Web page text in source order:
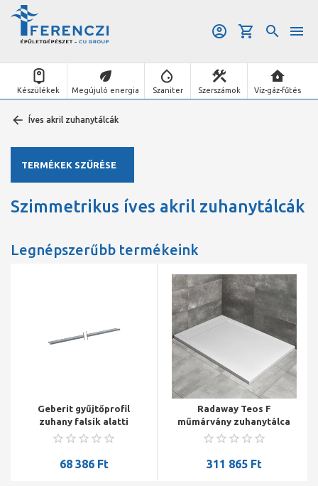
Készülékek Megújuló energia Szaniter Szerszámok Víz-gáz-fűtés
Íves akril zuhanytálcák
Szimmetrikus íves akril zuhanytálcák
Legnépszerűbb termékeink
Geberit gyűjtőprofil
zuhany falsík alatti
összefolyóhoz: L=150cm
68 386 Ft
Radaway Teos F
műmárvány zuhanytálca
1600*1000*40mm, HS1
311 865 Ft
TERMÉKEK SZŰRÉSE